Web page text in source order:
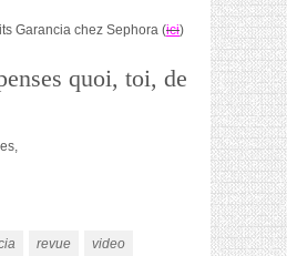
Garancia chez Sephora (ici)
quoi, toi, de
revue video